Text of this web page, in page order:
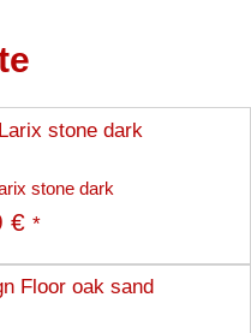
stone dark
€ *